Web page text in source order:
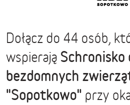
Dołącz do 44 osób,
wspierają Schronisko
bezdomnych
"Sopotkowo" przy